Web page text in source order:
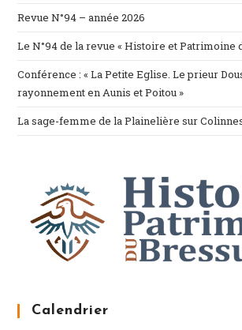
Revue N°94 – année 2026
Le N°94 de la revue « Histoire et Patrimoine
Conférence : « La Petite Eglise. Le prieur
rayonnement en Aunis et Poitou »
La sage-femme de la Plainelière sur
Calendrier